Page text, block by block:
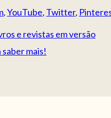
,YouTube, Twitter,
e revistas em versão
mais!